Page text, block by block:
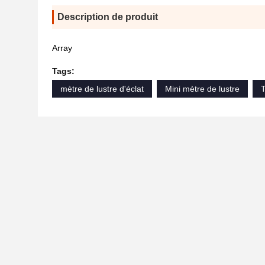
Description de produit
Array
Tags:
mètre de lustre d'éclat
Mini mètre de lustre